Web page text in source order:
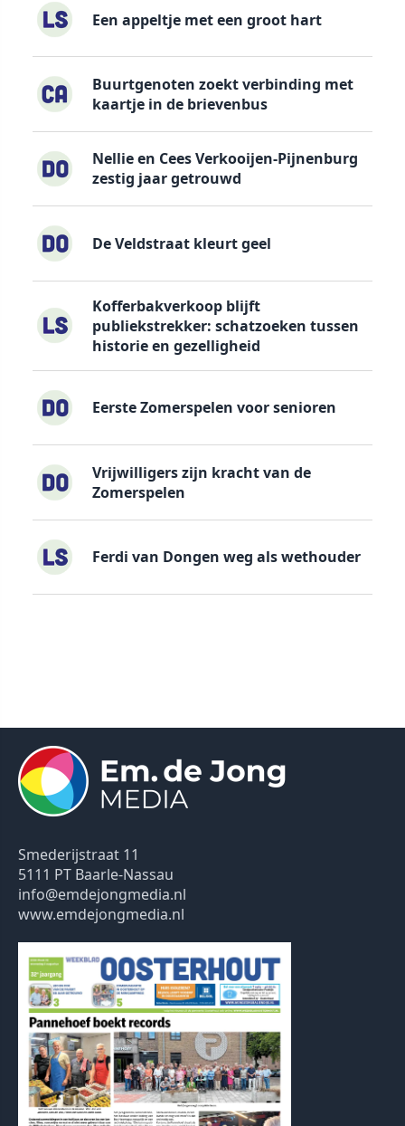
Een appeltje met een groot hart
Buurtgenoten zoekt verbinding met
kaartje in de brievenbus
Nellie en Cees Verkooijen-Pijnenburg
zestig jaar getrouwd
De Veldstraat kleurt geel
Kofferbakverkoop blijft
publiekstrekker: schatzoeken tussen
historie en gezelligheid
Eerste Zomerspelen voor senioren
Vrijwilligers zijn kracht van de
Zomerspelen
Ferdi van Dongen weg als wethouder
Smederijstraat 11
5111 PT Baarle-Nassau
info@emdejongmedia.nl
www.emdejongmedia.nl